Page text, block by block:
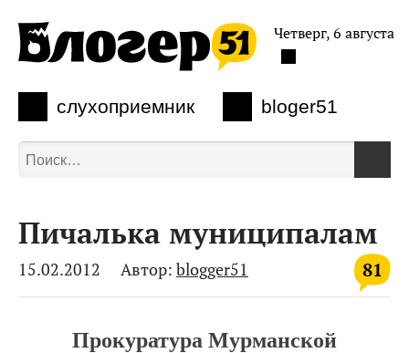
слухоприемник bloger51
Четверг, 6 августа
Пичалька муниципалам
81
15.02.2012 Автор: blogger51
Прокуратура Мурманской